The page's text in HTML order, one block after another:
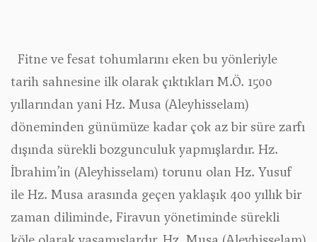
Fitne ve fesat tohumlarını eken bu yönleriyle
tarih sahnesine ilk olarak çıktıkları M.Ö. 1500
yıllarından yani Hz. Musa (Aleyhisselam)
döneminden günümüze kadar çok az bir süre zarfı
dışında sürekli bozgunculuk yapmışlardır. Hz.
İbrahim’in (Aleyhisselam) torunu olan Hz. Yusuf
ile Hz. Musa arasında geçen yaklaşık 400 yıllık bir
zaman diliminde, Firavun yönetiminde sürekli